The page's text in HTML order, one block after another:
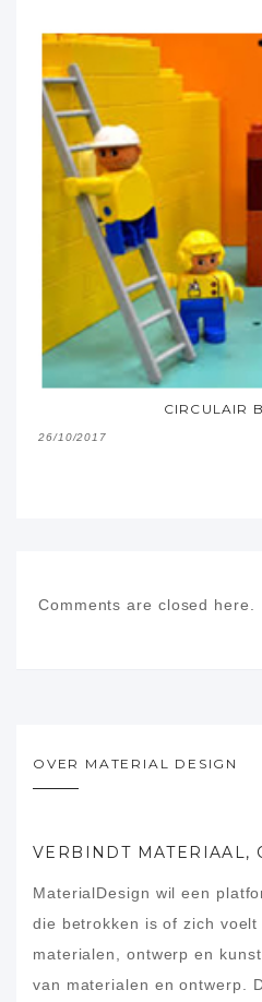
CIRCULAIR
26/10/2017
Comments are closed here.
OVER MATERIAL DESIGN
VERBINDT MATERIAAL,
MaterialDesign wil een
die betrokken is of zich
materialen, ontwerp en
van materialen en ontwerp.